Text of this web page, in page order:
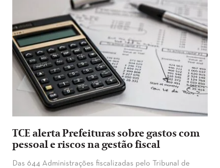
TCE alerta Prefeituras sobre gastos com
pessoal e riscos na gestão fiscal
Das 644 Administrações fiscalizadas pelo Tribunal de